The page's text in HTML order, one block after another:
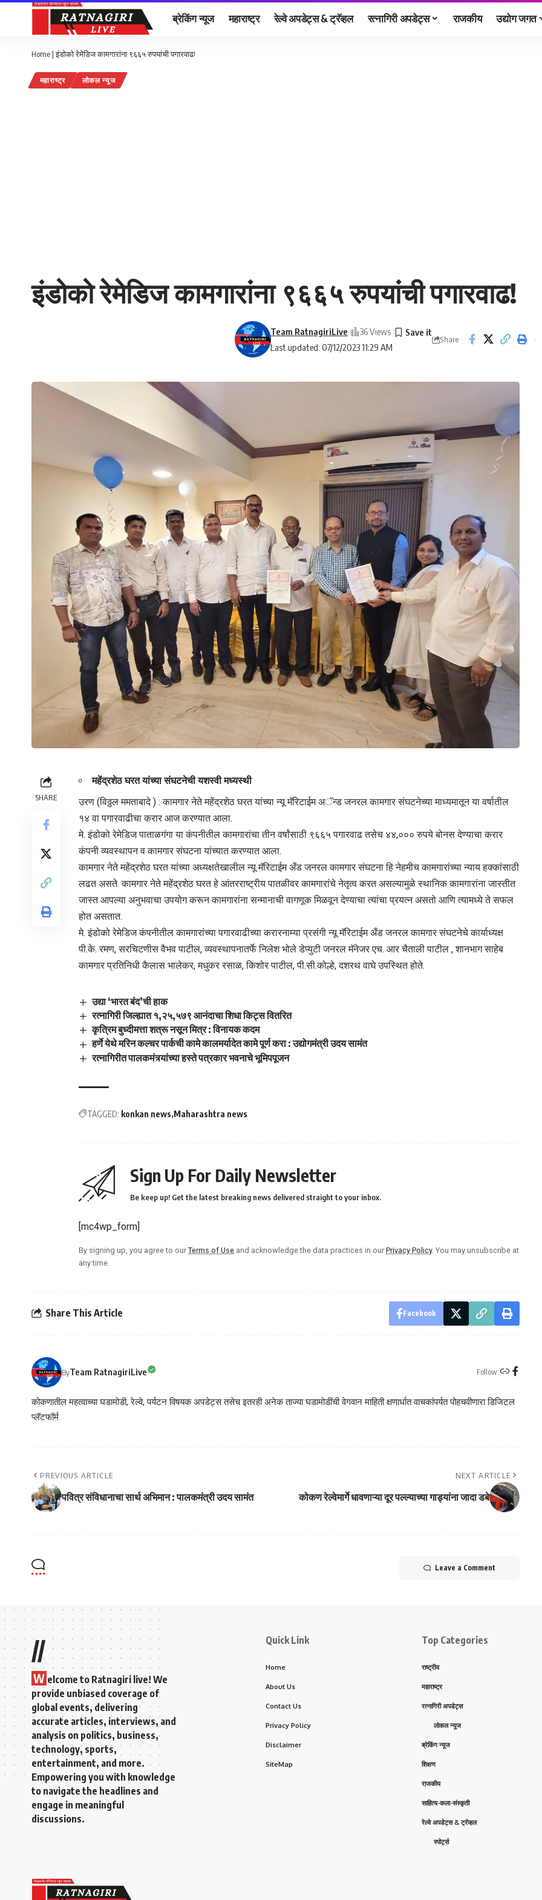
ब्रेकिंग न्यूज महाराष्ट्र रेल्वे अपडेट्स & ट्रॅव्हल रत्नागिरी अपडेट्स राजकीय उद्योग जगत
Home |इंडोको रेमेडिज कामगारांना ९६६५ रुपयांची पगारवाढ!
महाराष्ट्र लोकल न्यूज
इंडोको रेमेडिज कामगारांना ९६६५ रुपयांची पगारवाढ!
Last updated: 07/12/2023 11:29 AM
Team RatnagiriLive 36 Views
Share
SHARE
महेंद्रशेठ घरत यांच्या संघटनेची यशस्वी मध्यस्थी
उरण (विठ्ठल ममताबादे ) : कामगार नेते महेंद्रशेठ घरत यांच्या न्यू मॅरिटाईम अॅन्ड जनरल कामगार संघटनेच्या माध्यमातून या वर्षातील
१४ वा पगारवाढीचा करार आज करण्यात आला.
मे. इंडोको रेमेडिज पाताळगंगा या कंपनीतील कामगारांचा तीन वर्षांसाठी ९६६५ पगारवाढ तसेच ४४,००० रुपये बोनस देण्याचा करार
कंपनी व्यवस्थापन व कामगार संघटना यांच्यात करण्यात आला.
कामगार नेते महेंद्रशेठ घरत यांच्या अध्यक्षतेखालील न्यू मॅरिटाईम अँड जनरल कामगार संघटना हि नेहमीच कामगारांच्या न्याय हक्कांसाठी
लढत असते. कामगार नेते महेंद्रशेठ घरत हे आंतरराष्ट्रीय पातळीवर कामगारांचे नेतृत्व करत असल्यामुळे स्थानिक कामगारांना जास्तीत
जास्त आपल्या अनुभवाचा उपयोग करून कामगारांना सन्मानाची वागणूक मिळवून देण्याचा त्यांचा प्रयत्न असतो आणि त्यामध्ये ते सफल
होत असतात.
मे. इंडोको रेमेडिज कंपनीतील कामगारांच्या पगारवाढीच्या करारनाम्या प्रसंगी न्यू मॅरिटाईम अँड जनरल कामगार संघटनेचे कार्याध्यक्ष
पी.के. रमण, सरचिटणीस वैभव पाटील, व्यवस्थापनातर्फे निलेश भोले डेप्युटी जनरल मॅनेजर एच. आर चैताली पाटील , शानभाग साहेब
कामगार प्रतिनिधी कैलास भालेकर, मधुकर रसाळ, किशोर पाटील, पी.सी.कोल्हे, दशरथ वाघे उपस्थित होते.
उद्या ‘भारत बंद’ची हाक
रत्नागिरी जिल्ह्यात १,२५,५७९ आनंदाचा शिधा किट्स वितरित
कृत्रिम बुध्दीमत्ता शत्रू नसून मित्र : विनायक कदम
हर्णे येथे मरिन कल्चर पार्कची कामे कालमर्यादेत कामे पूर्ण करा : उद्योगमंत्री उदय सामंत
रत्नागिरीत पालकमंत्र्यांच्या हस्ते पत्रकार भवनाचे भूमिपपूजन
TAGGED: konkan news Maharashtra news
Sign Up For Daily Newsletter
Be keep up! Get the latest breaking news delivered straight to your inbox.
[mc4wp_form]
By signing up, you agree to our Terms of Use and acknowledge the data practices in our Privacy Policy. You may unsubscribe at
any time.
Share This Article Facebook
ByTeam RatnagiriLive Follow:
कोकणातील महत्वाच्या घडामोडी, रेल्वे, पर्यटन विषयक अपडेट्स तसेच इतरही अनेक ताज्या घडामोडींची वेगवान माहिती क्षणार्धात वाचकांपर्यत पोहचवीणारा डिजिटल
प्लॅटफॉर्म
PREVIOUS ARTICLE
पवित्र संविधानाचा सार्थ अभिमान : पालकमंत्री उदय सामंत
NEXT ARTICLE
कोकण रेल्वेमार्गे धावणाऱ्या दूर पल्ल्याच्या गाड्यांना जादा डबे
Leave a Comment
//
W elcome to Ratnagiri live! We
provide unbiased coverage of
global events, delivering
accurate articles, interviews, and
analysis on politics, business,
technology, sports,
entertainment, and more.
Empowering you with knowledge
to navigate the headlines and
engage in meaningful
discussions.
Quick Link
Home
About Us
Contact Us
Privacy Policy
Disclaimer
SiteMap
Top Categories
राष्ट्रीय
महाराष्ट्र
रत्नागिरी अपडेट्स
लोकल न्यूज
ब्रेकिंग न्यूज
शिक्षण
राजकीय
साहित्य-कला-संस्कृती
रेल्वे अपडेट्स & ट्रॅव्हल
स्पोर्ट्स